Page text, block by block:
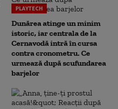
PLAYTECH
Dunărea atinge un minim
istoric, iar centrala de la
Cernavodă intră în cursa
contra cronometru. Ce
urmează după scufundarea
barjelor